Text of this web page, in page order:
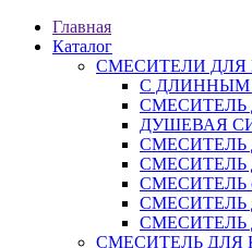
Главная
Каталог
СМЕСИТЕЛИ
С ДЛИННЫМ
ДУШЕВАЯ
СМЕСИТЕЛЬ
СМЕСИТЕЛЬ с
СМЕСИТЕЛЬ
СМЕСИТЕЛЬ
СМЕСИТЕЛЬ ДЛЯ